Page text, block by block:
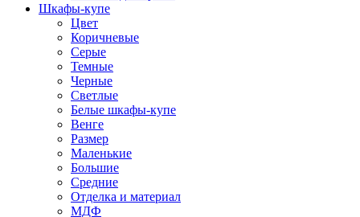
Шкафы-купе
Цвет
Коричневые
Серые
Темные
Черные
Светлые
Белые шкафы-купе
Венге
Размер
Маленькие
Большие
Средние
Отделка и материал
МДФ